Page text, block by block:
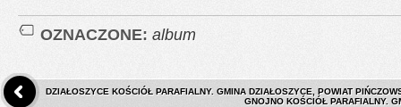
OZNACZONE: album
DZIAŁOSZYCE KOŚCIÓŁ PARAFIALNY. GMINA DZIAŁOSZYCE, POWIAT
GNOJNO KOŚCIÓŁ PARAFIALNY.